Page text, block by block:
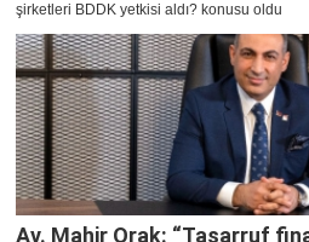
şirketleri BDDK yetkisi aldı? konusu oldu
Av. Mahir Orak: “Tasarruf